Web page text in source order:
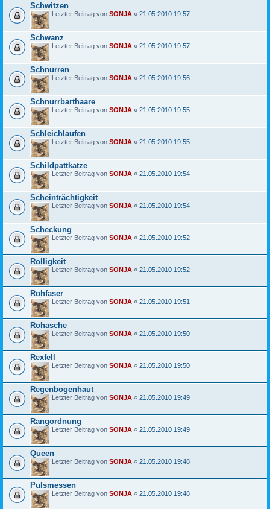
Schwitzen
Letzter Beitrag von SONJA « 21.05.2010 19:57
Schwanz
Letzter Beitrag von SONJA « 21.05.2010 19:57
Schnurren
Letzter Beitrag von SONJA « 21.05.2010 19:56
Schnurrbarthaare
Letzter Beitrag von SONJA « 21.05.2010 19:55
Schleichlaufen
Letzter Beitrag von SONJA « 21.05.2010 19:55
Schildpattkatze
Letzter Beitrag von SONJA « 21.05.2010 19:54
Scheinträchtigkeit
Letzter Beitrag von SONJA « 21.05.2010 19:54
Scheckung
Letzter Beitrag von SONJA « 21.05.2010 19:52
Rolligkeit
Letzter Beitrag von SONJA « 21.05.2010 19:52
Rohfaser
Letzter Beitrag von SONJA « 21.05.2010 19:51
Rohasche
Letzter Beitrag von SONJA « 21.05.2010 19:50
Rexfell
Letzter Beitrag von SONJA « 21.05.2010 19:50
Regenbogenhaut
Letzter Beitrag von SONJA « 21.05.2010 19:49
Rangordnung
Letzter Beitrag von SONJA « 21.05.2010 19:49
Queen
Letzter Beitrag von SONJA « 21.05.2010 19:48
Pulsmessen
Letzter Beitrag von SONJA « 21.05.2010 19:48